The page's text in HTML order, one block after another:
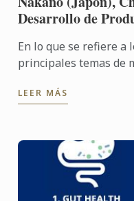
Desarrollo de
En lo que se refiere a
principales temas de
LEER MÁS